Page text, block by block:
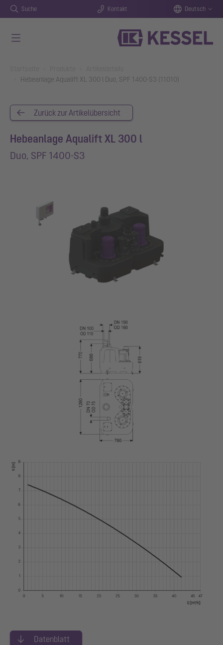
Suche Kontakt Deutsch
Hebeanlage Aqualift XL 300 l Duo, SPF 1400-S3 (11010)
Zurück zur Artikelübersicht
Hebeanlage Aqualift XL 300 l
Duo, SPF 1400-S3
Datenblatt